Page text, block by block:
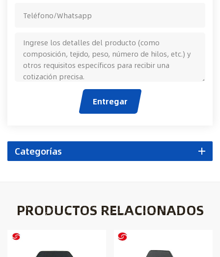
Entregar
Categorías
PRODUCTOS RELACIONADOS